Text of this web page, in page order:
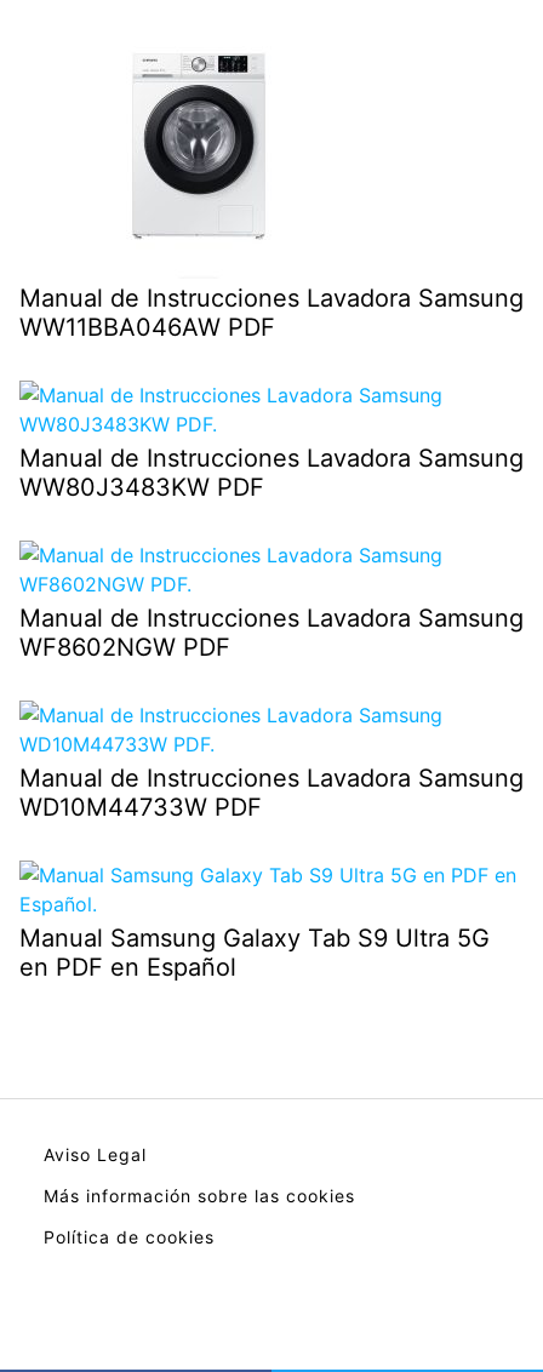
Manual de Instrucciones Lavadora Samsung
WW11BBA046AW PDF
Manual de Instrucciones Lavadora Samsung
WW80J3483KW PDF
Manual de Instrucciones Lavadora Samsung
WF8602NGW PDF
Manual de Instrucciones Lavadora Samsung
WD10M44733W PDF
Manual Samsung Galaxy Tab S9 Ultra 5G
en PDF en Español
Aviso Legal
Más información sobre las cookies
Política de cookies